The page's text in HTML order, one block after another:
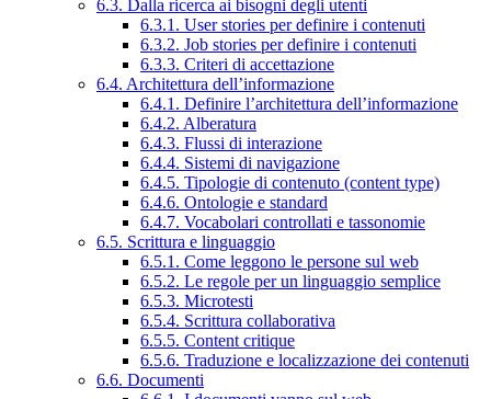
6.3. Dalla ricerca ai bisogni degli utenti
6.3.1. User stories per definire i contenuti
6.3.2. Job stories per definire i contenuti
6.3.3. Criteri di accettazione
6.4. Architettura dell’informazione
6.4.1. Definire l’architettura dell’informazione
6.4.2. Alberatura
6.4.3. Flussi di interazione
6.4.4. Sistemi di navigazione
6.4.5. Tipologie di contenuto (content type)
6.4.6. Ontologie e standard
6.4.7. Vocabolari controllati e tassonomie
6.5. Scrittura e linguaggio
6.5.1. Come leggono le persone sul web
6.5.2. Le regole per un linguaggio semplice
6.5.3. Microtesti
6.5.4. Scrittura collaborativa
6.5.5. Content critique
6.5.6. Traduzione e localizzazione dei contenuti
6.6. Documenti